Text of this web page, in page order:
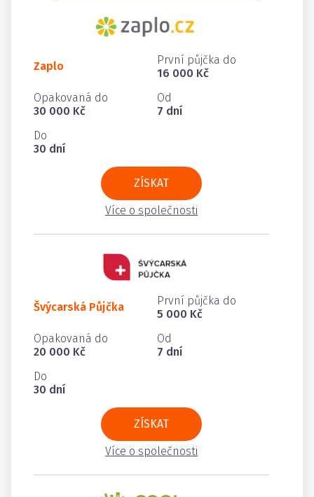
Zaplo
První půjčka do
16 000 Kč
Opakovaná do
30 000 Kč
Od
7 dní
Do
30 dní
ZÍSKAT
Více o společnosti
Švýcarská Půjčka
První půjčka do
5 000 Kč
Opakovaná do
20 000 Kč
Od
7 dní
Do
30 dní
ZÍSKAT
Více o společnosti